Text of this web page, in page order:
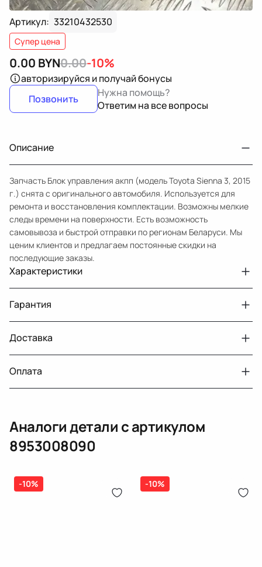
Артикул: 33210432530
Супер цена
0.00 BYN0.00-10%
авторизируйся и получай бонусы
Позвонить
Нужна помощь?
Ответим на все вопросы
Описание
Запчасть Блок управления акпп (модель Toyota Sienna 3, 2015
г.) снята с оригинального автомобиля. Используется для
ремонта и восстановления комплектации. Возможны мелкие
следы времени на поверхности. Есть возможность
самовывоза и быстрой отправки по регионам Беларуси. Мы
ценим клиентов и предлагаем постоянные скидки на
последующие заказы.
Характеристики
Авто
Toyota Sienna 3 XL30
Год
2015
Тег
Тойота Сиенна
Гарантия
Двигатели с навесным или без навесного
оборудования
30 дней
Датчик давления топлива, насос
топлива, ТНВД (бензин, дизель), форсунка
бензиновая (дизельная) механическая
(электрическая), инжектор
дозатор-распределитель топлива
14 дней
Доставка
Оплата
Оплата онлайн
Карта рассрочки онлайн
Аналоги детали с артикулом
8953008090
-10% -10%